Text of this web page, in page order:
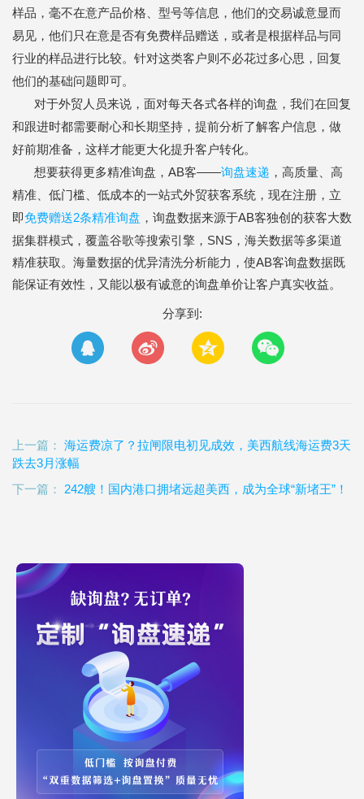
样品，毫不在意产品价格、型号等信息，他们的交易诚意显而
易见，他们只在意是否有免费样品赠送，或者是根据样品与同
行业的样品进行比较。针对这类客户则不必花过多心思，回复
他们的基础问题即可。
对于外贸人员来说，面对每天各式各样的询盘，我们在回复
和跟进时都需要耐心和长期坚持，提前分析了解客户信息，做
好前期准备，这样才能更大化提升客户转化。
想要获得更多精准询盘， AB客——询盘速递 ，高质量、高
精准、低门槛、低成本的一站式外贸获客系统，现在注册，立
即免费赠送2条精准询盘 ，询盘数据来源于AB客独创的获客大数
据集群模式，覆盖谷歌等搜索引擎，SNS，海关数据等多渠道
精准获取。海量数据的优异清洗分析能力，使AB客询盘数据既
能保证有效性，又能以极有诚意的询盘单价让客户真实收益。
分享到:
上一篇： 海运费凉了？拉闸限电初见成效，美西航线海运费3天
跌去3月涨幅
下一篇： 242艘！国内港口拥堵远超美西，成为全球“新堵王”！